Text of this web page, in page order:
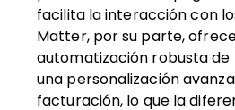
facilita la interacción con
Matter, por su parte,
automatización robusta de
una personalización
facturación, lo que la